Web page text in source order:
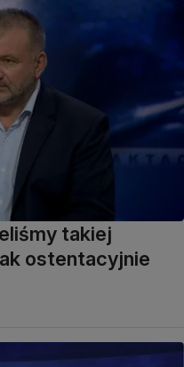
takiej
ostentacyjnie